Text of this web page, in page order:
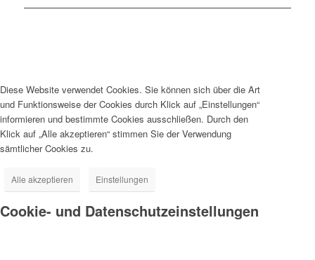
Diese Website verwendet Cookies. Sie können sich über die Art
und Funktionsweise der Cookies durch Klick auf „Einstellungen“
informieren und bestimmte Cookies ausschließen. Durch den
Klick auf „Alle akzeptieren“ stimmen Sie der Verwendung
sämtlicher Cookies zu.
Alle akzeptieren Einstellungen
Cookie- und Datenschutzeinstellungen